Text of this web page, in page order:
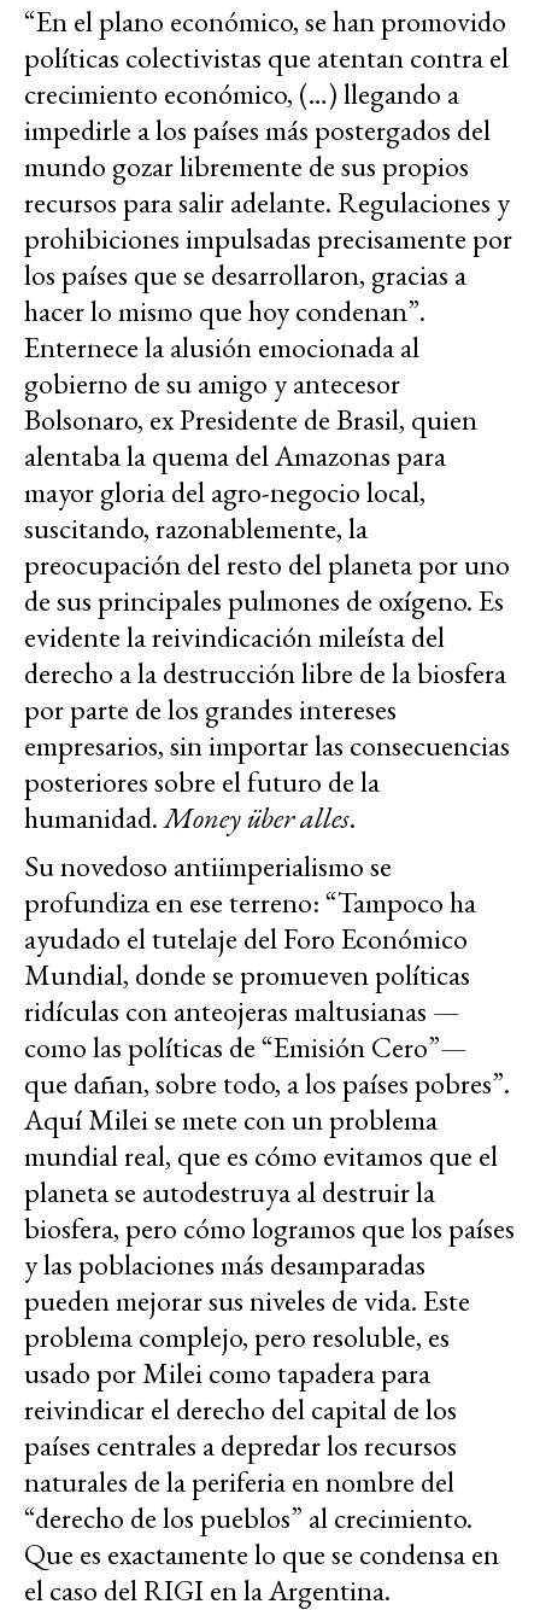
“En el plano económico, se han promovido
políticas colectivistas que atentan contra el
crecimiento económico, (…) llegando a
impedirle a los países más postergados del
mundo gozar libremente de sus propios
recursos para salir adelante. Regulaciones y
prohibiciones impulsadas precisamente por
los países que se desarrollaron, gracias a
hacer lo mismo que hoy condenan”.
Enternece la alusión emocionada al
gobierno de su amigo y antecesor
Bolsonaro, ex Presidente de Brasil, quien
alentaba la quema del Amazonas para
mayor gloria del agro-negocio local,
suscitando, razonablemente, la
preocupación del resto del planeta por uno
de sus principales pulmones de oxígeno. Es
evidente la reivindicación mileísta del
derecho a la destrucción libre de la biosfera
por parte de los grandes intereses
empresarios, sin importar las consecuencias
posteriores sobre el futuro de la
humanidad.Money über alles.
Su novedoso antiimperialismo se
profundiza en ese terreno: “Tampoco ha
ayudado el tutelaje del Foro Económico
Mundial, donde se promueven políticas
ridículas con anteojeras maltusianas —
como las políticas de “Emisión Cero”—
que dañan, sobre todo, a los países pobres”.
Aquí Milei se mete con un problema
mundial real, que es cómo evitamos que el
planeta se autodestruya al destruir la
biosfera, pero cómo logramos que los países
y las poblaciones más desamparadas
pueden mejorar sus niveles de vida. Este
problema complejo, pero resoluble, es
usado por Milei como tapadera para
reivindicar el derecho del capital de los
países centrales a depredar los recursos
naturales de la periferia en nombre del
“derecho de los pueblos” al crecimiento.
Que es exactamente lo que se condensa en
el caso del RIGI en la Argentina.